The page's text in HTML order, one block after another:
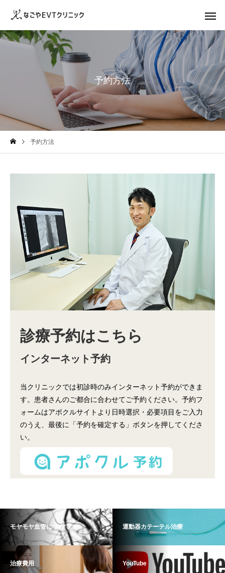
予約方法
予約方法
診療予約はこちら
インターネット予約
当クリニックでは初診時のみインターネット予約ができま
す。患者さんのご都合に合わせてご予約ください。予約フ
ォームはアポクルサイトより日時選択・必要項目をご入力
のうえ、最後に「予約を確定する」ボタンを押してくださ
い。
モヤモヤ血管について 運動器カテーテル治療
治療費用 YouTube